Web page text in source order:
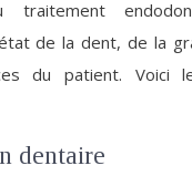
traitement
de la dent, de la
du patient. Voici
dentaire